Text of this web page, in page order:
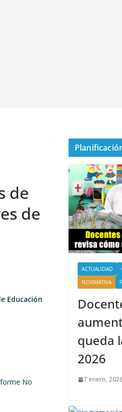
de
de
Educación
No
ACTUALIDAD
NORMATIVA
queda
2026
7 enero,